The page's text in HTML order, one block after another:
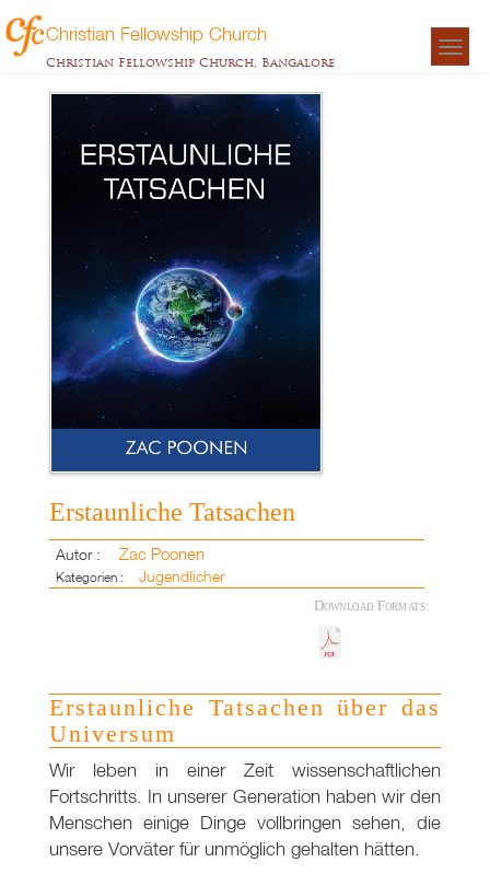
Christian Fellowship Church
Christian Fellowship Church, Bangalore
Erstaunliche Tatsachen
Autor : Zac Poonen
Kategorien : Jugendlicher
Download Formats:
Erstaunliche Tatsachen über das
Universum
Wir leben in einer Zeit wissenschaftlichen
Fortschritts. In unserer Generation haben wir den
Menschen einige Dinge vollbringen sehen, die
unsere Vorväter für unmöglich gehalten hätten.